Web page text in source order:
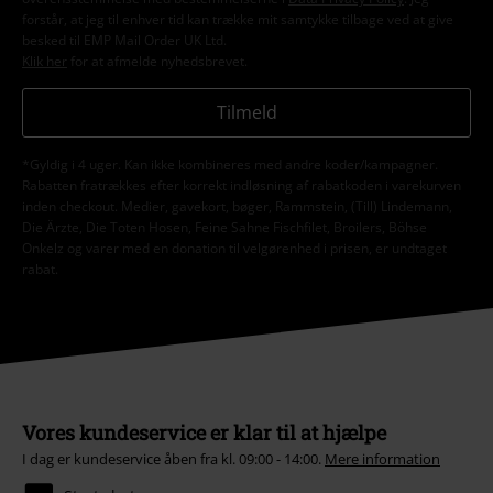
forstår, at jeg til enhver tid kan trække mit samtykke tilbage ved at give
besked til EMP Mail Order UK Ltd.
Klik her
for at afmelde nyhedsbrevet.
Tilmeld
*Gyldig i 4 uger. Kan ikke kombineres med andre koder/kampagner.
Rabatten fratrækkes efter korrekt indløsning af rabatkoden i varekurven
inden checkout. Medier, gavekort, bøger, Rammstein, (Till) Lindemann,
Die Ärzte, Die Toten Hosen, Feine Sahne Fischfilet, Broilers, Böhse
Onkelz og varer med en donation til velgørenhed i prisen, er undtaget
rabat.
Vores kundeservice er klar til at hjælpe
I dag er kundeservice åben fra kl. 09:00 - 14:00. Mere information